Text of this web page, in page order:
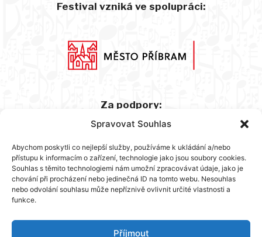
Spravovat Souhlas
Abychom poskytli co nejlepší služby, používáme k ukládání a/nebo
přístupu k informacím o zařízení, technologie jako jsou soubory cookies.
Souhlas s těmito technologiemi nám umožní zpracovávat údaje, jako je
chování při procházení nebo jedinečná ID na tomto webu. Nesouhlas
nebo odvolání souhlasu může nepříznivě ovlivnit určité vlastnosti a
funkce.
Příjmout
Festival vzniká ve spolupráci:
Za podpory: